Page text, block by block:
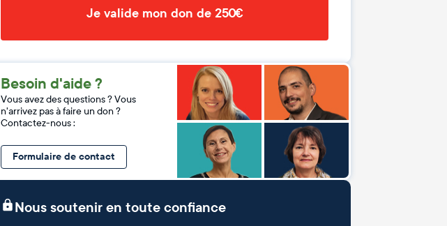
Je valide mon don de 250€
Besoin d'aide ?
Vous avez des questions ? Vous
n'arrivez pas à faire un don ?
Contactez-nous :
Formulaire de contact
Nous soutenir en toute confiance